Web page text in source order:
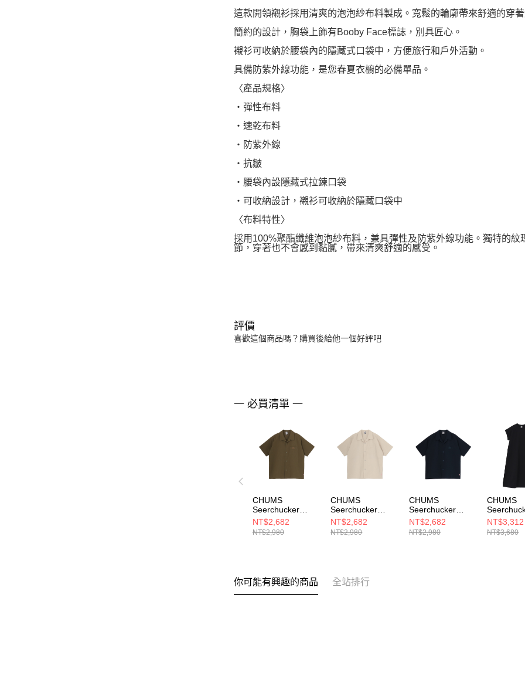
這款開領襯衫採用清爽的泡泡紗布料製成。寬鬆的輪廓帶來舒適的穿
簡約的設計，胸袋上飾有Booby Face標誌，別具匠心。
襯衫可收納於腰袋內的隱藏式口袋中，方便旅行和戶外活動。
具備防紫外線功能，是您春夏衣櫥的必備單品。
〈產品規格〉
・彈性布料
・速乾布料
・防紫外線
・抗皺
・腰袋內設隱藏式拉鍊口袋
・可收納設計，襯衫可收納於隱藏口袋中
〈布料特性〉
採用100%聚酯纖維泡泡紗布料，兼具彈性及防紫外線功能。獨特的
節，穿著也不會感到黏膩，帶來清爽舒適的感受。
評價
喜歡這個商品嗎？購買後給他一個好評吧
一 必買清單 一
CHUMS
Seerchucker
Stretch S/S Shirt
男 短袖襯衫 卡其
綠
NT$2,682
NT$2,980
CHUMS
Seerchucker
Stretch S/S Shirt
男 短袖襯衫 米灰
色
NT$2,682
NT$2,980
CHUMS
Seerchucker
Stretch S/S Shirt
男 短袖襯衫 深藍
CH021261N001
NT$2,682
NT$2,980
CHUMS
Stretch
女 短袖洋
納袋) 黑色
NT$3,312
NT$3,680
你可能有興趣的商品 全站排行